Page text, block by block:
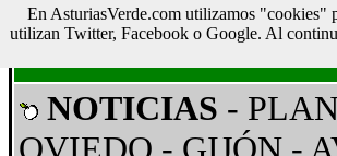
Asturias
NOTICIAS -
En AsturiasVerde.com utilizamos "cookies"
utilizan Twitter, Facebook o Google. Al